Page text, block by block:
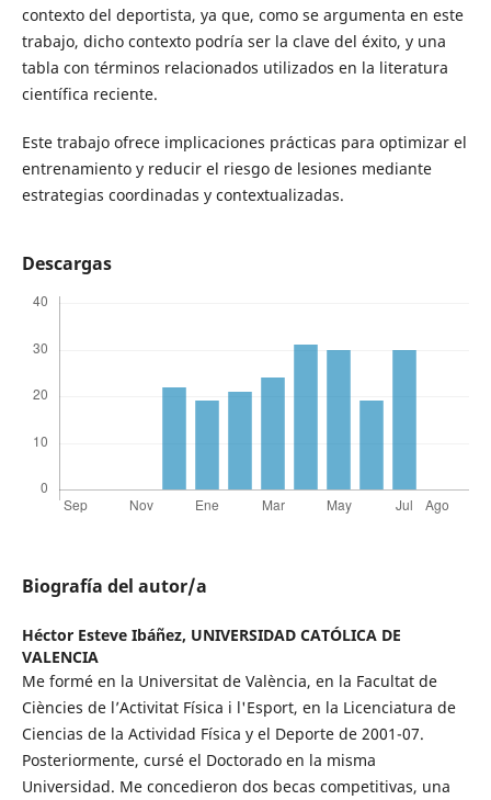
contexto del deportista, ya que, como se argumenta en este
trabajo, dicho contexto podría ser la clave del éxito, y una
tabla con términos relacionados utilizados en la literatura
científica reciente.
Este trabajo ofrece implicaciones prácticas para optimizar el
entrenamiento y reducir el riesgo de lesiones mediante
estrategias coordinadas y contextualizadas.
Descargas
Biografía del autor/a
Héctor Esteve Ibáñez, UNIVERSIDAD CATÓLICA DE
VALENCIA
Me formé en la Universitat de València, en la Facultat de
Ciències de l’Activitat Física i l'Esport, en la Licenciatura de
Ciencias de la Actividad Física y el Deporte de 2001-07.
Posteriormente, cursé el Doctorado en la misma
Universidad. Me concedieron dos becas competitivas, una